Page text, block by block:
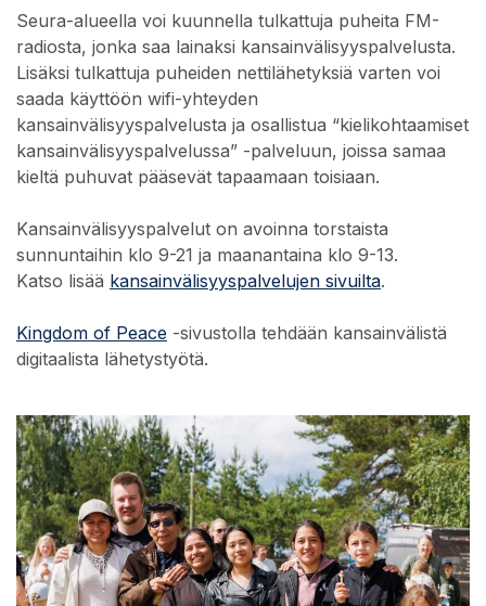
Seura-alueella voi kuunnella tulkattuja puheita FM-
radiosta, jonka saa lainaksi kansainvälisyyspalvelusta.
Lisäksi tulkattuja puheiden nettilähetyksiä varten voi
saada käyttöön wifi-yhteyden
kansainvälisyyspalvelusta ja osallistua “kielikohtaamiset
kansainvälisyyspalvelussa” -palveluun, joissa samaa
kieltä puhuvat pääsevät tapaamaan toisiaan.
Kansainvälisyyspalvelut on avoinna torstaista
sunnuntaihin klo 9-21 ja maanantaina klo 9-13.
Katso lisää kansainvälisyyspalvelujen sivuilta.
Kingdom of Peace -sivustolla tehdään kansainvälistä
digitaalista lähetystyötä.